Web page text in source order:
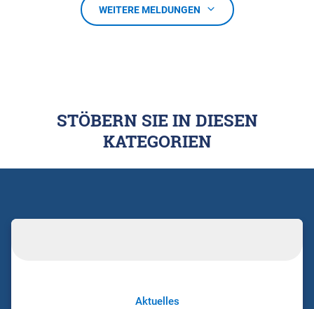
WEITERE MELDUNGEN
STÖBERN SIE IN DIESEN
KATEGORIEN
Aktuelles